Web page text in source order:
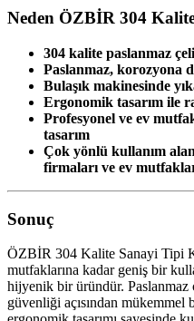
Neden ÖZBİR 304
304 kalite paslanmaz
Paslanmaz, korozyona
Bulaşık makinesinde
Ergonomik tasarım ile
Profesyonel ve ev
tasarım
Çok yönlü kullanım
firmaları ve ev
Sonuç
ÖZBİR 304 Kalite Sanayi Tipi
mutfaklarına kadar geniş bir
hijyenik bir üründür. Paslanmaz
güvenliği açısından mükemmel